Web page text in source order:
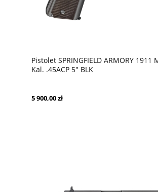
Pistolet SPRINGFIELD ARMORY 1911
Kal. .45ACP 5" BLK
5 900,00 zł